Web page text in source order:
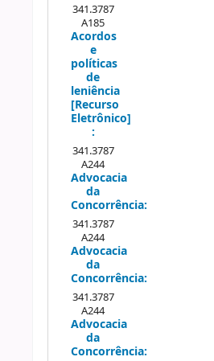
341.3787
A185
Acordos
e
políticas
de
leniência
[Recurso
Eletrônico]
:
341.3787
A244
Advocacia
da
Concorrência:
341.3787
A244
Advocacia
da
Concorrência:
341.3787
A244
Advocacia
da
Concorrência: